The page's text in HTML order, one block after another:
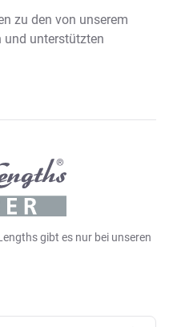
zu den von unserem
und unterstützten
gibt es nur bei unseren